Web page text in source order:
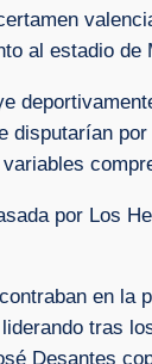
al estadio de
disputarían
por Los
en
tras
Desantes